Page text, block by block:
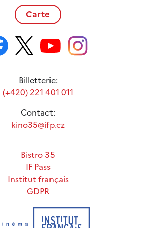
Carte
Billetterie:
(+420) 221 401 011
Contact:
kino35@ifp.cz
Bistro 35
IF Pass
Institut français
GDPR